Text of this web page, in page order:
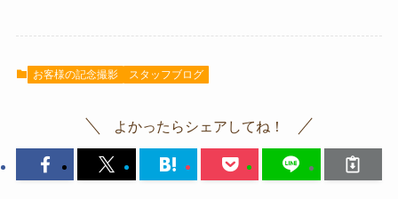
お客様の記念撮影 スタッフブログ
よかったらシェアしてね！